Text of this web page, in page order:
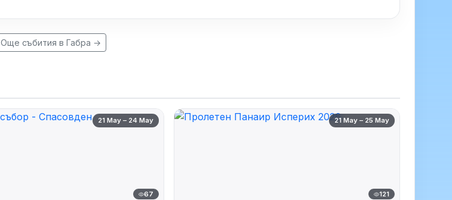
Още събития в Габра →
21 May – 24 May
67
21 May – 25 May
121